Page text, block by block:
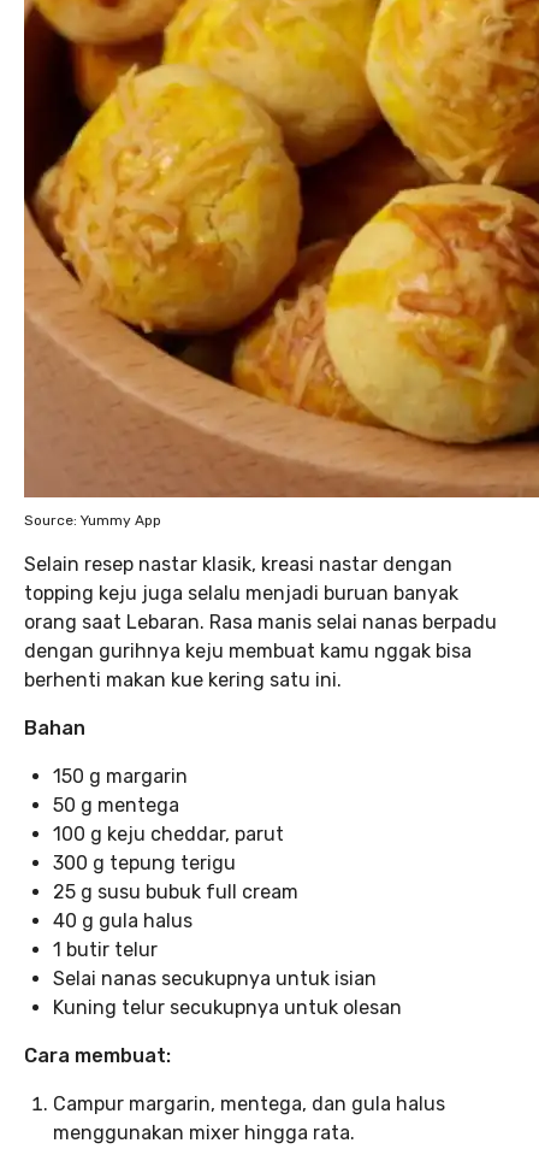
Source: Yummy App
Selain resep nastar klasik, kreasi nastar dengan
topping keju juga selalu menjadi buruan banyak
orang saat Lebaran. Rasa manis selai nanas berpadu
dengan gurihnya keju membuat kamu nggak bisa
berhenti makan kue kering satu ini.
Bahan
150 g margarin
50 g mentega
100 g keju cheddar, parut
300 g tepung terigu
25 g susu bubuk full cream
40 g gula halus
1 butir telur
Selai nanas secukupnya untuk isian
Kuning telur secukupnya untuk olesan
Cara membuat:
Campur margarin, mentega, dan gula halus
menggunakan mixer hingga rata.